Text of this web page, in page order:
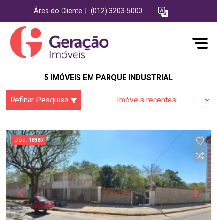
Área do Cliente (012) 3203-5000
5 IMÓVEIS EM PARQUE INDUSTRIAL
Refinar Pesquisa
Cód. 18387